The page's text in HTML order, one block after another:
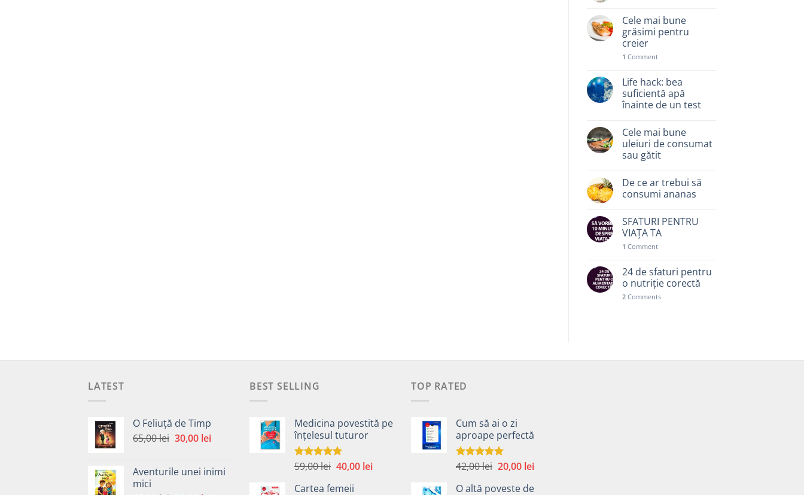
Cele mai bune
grăsimi pentru
creier
1 Comment
Life hack: bea
suficientă apă
înainte de un test
Cele mai bune
uleiuri de consumat
sau gătit
De ce ar trebui să
consumi ananas
SFATURI PENTRU
VIAȚA TA
1 Comment
24 de sfaturi pentru
o nutriție corectă
2Comments
LATEST
O Feliuță de Timp
65,00lei Prețul
fost:
30,00 leiPrețul
30,00 lei.
Aventurile unei inimi
mici
BEST SELLING
Medicina povestită pe
înțelesul tuturor
Evaluat la
59,00lei Prețul
a
40,00 leiPrețul
Cartea femeii
TOP RATED
Cum să ai o zi
aproape perfectă
Evaluat la
42,00lei Prețul
a
20,00 leiPrețul
este:
O altă poveste de